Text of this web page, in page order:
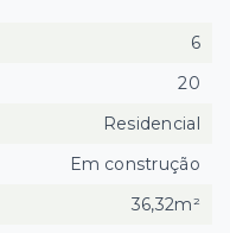
6
20
Residencial
Em construção
36,32m²